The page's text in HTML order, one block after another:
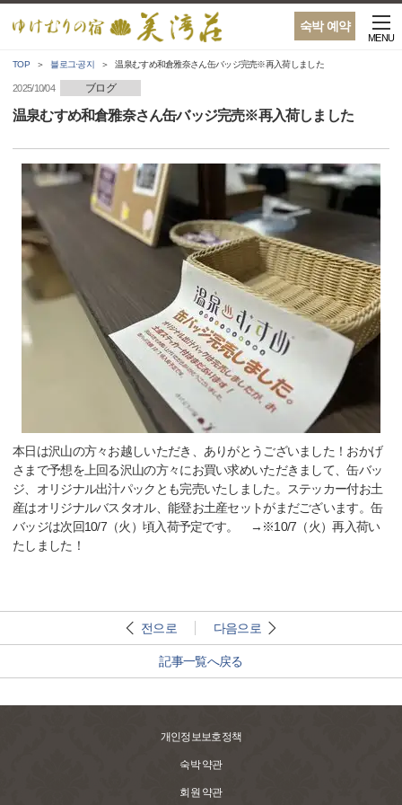
숙박 예약
MENU
TOP 블로그·공지 温泉むすめ和倉雅奈さん缶バッジ完売※再入荷しました
2025/10/04 ブログ
温泉むすめ和倉雅奈さん缶バッジ完売※再入荷しました
本日は沢山の方々お越しいただき、ありがとうございました！おかげ
さまで予想を上回る沢山の方々にお買い求めいただきまして、缶バッ
ジ、オリジナル出汁パックとも完売いたしました。ステッカー付お土
産はオリジナルバスタオル、能登お土産セットがまだございます。缶
バッジは次回10/7（火）頃入荷予定です。 →※10/7（火）再入荷い
たしました！
전으로 다음으로
記事一覧へ戻る
개인정보보호정책
숙박 약관
회원 약관